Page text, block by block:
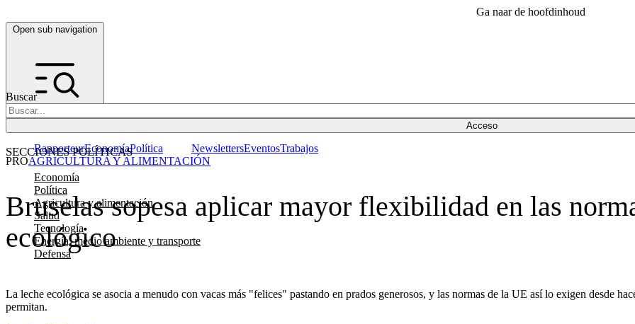
Ga naar de hoofdinhoud
Open sub navigation
Buscar
Acceso
SECCIONES POLÍTICAS
Economía
Política
Agricultura y alimentación
Salud
Tecnología
Energía, medio ambiente y transporte
Defensa
RapporteurEconomíaPolítica NewslettersEventosTrabajos
Bruselas sopesa aplicar mayor flexibilidad en las
ecológico
La leche ecológica se asocia a menudo con vacas más "felices" pastando en prados generosos, y las normas de la UE así lo exigen desde
permitan.
PROAGRICULTURA Y ALIMENTACIÓN